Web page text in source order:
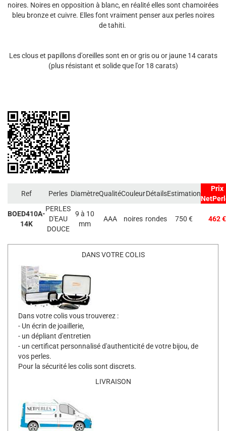
noires. Noires en opposition à blanc, en réalité elles sont chamoirées
bleu bronze et cuivre. Elles font vraiment penser aux perles noires
de tahiti.
Les clous et papillons d'oreilles sont en or gris ou or jaune 14 carats
(plus résistant et solide que l'or 18 carats)
Ref Perles DiamètreQualitéCouleurDétailsEstimation
Prix
BOED410A-
14K
PERLES
D'EAU
DOUCE
9 à 10
mm
AAA noires rondes 750 € 462 €
DANS VOTRE COLIS
Dans votre colis vous trouverez :
- Un écrin de joaillerie,
- un dépliant d'entretien
- un certificat personnalisé d'authenticité de votre bijou, de
vos perles.
Pour la sécurité les colis sont discrets.
LIVRAISON